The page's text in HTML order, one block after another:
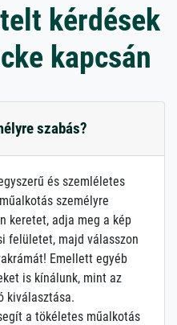
kérdések
kapcsán
szabás?
és szemléletes
személyre
keretet, adja meg a kép
felületet, majd válasszon
Emellett egyéb
is kínálunk, mint az
kiválasztása.
a tökéletes műalkotás